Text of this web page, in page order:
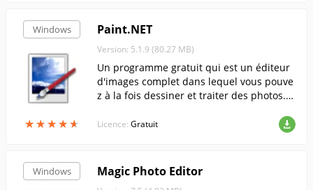
Windows
★★★★★
★★★★★
Paint.NET
Version: 5.1.9 (80.27 MB)
Un programme gratuit qui est un éditeur
d'images complet dans lequel vous pouve
z à la fois dessiner et traiter des photos. Il
pose d'un ensemble d'effets et de tous...
Licence: Gratuit
Windows Magic Photo Editor